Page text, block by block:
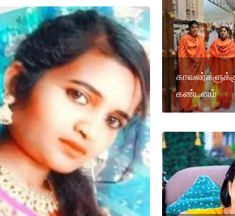
கண்டனம்